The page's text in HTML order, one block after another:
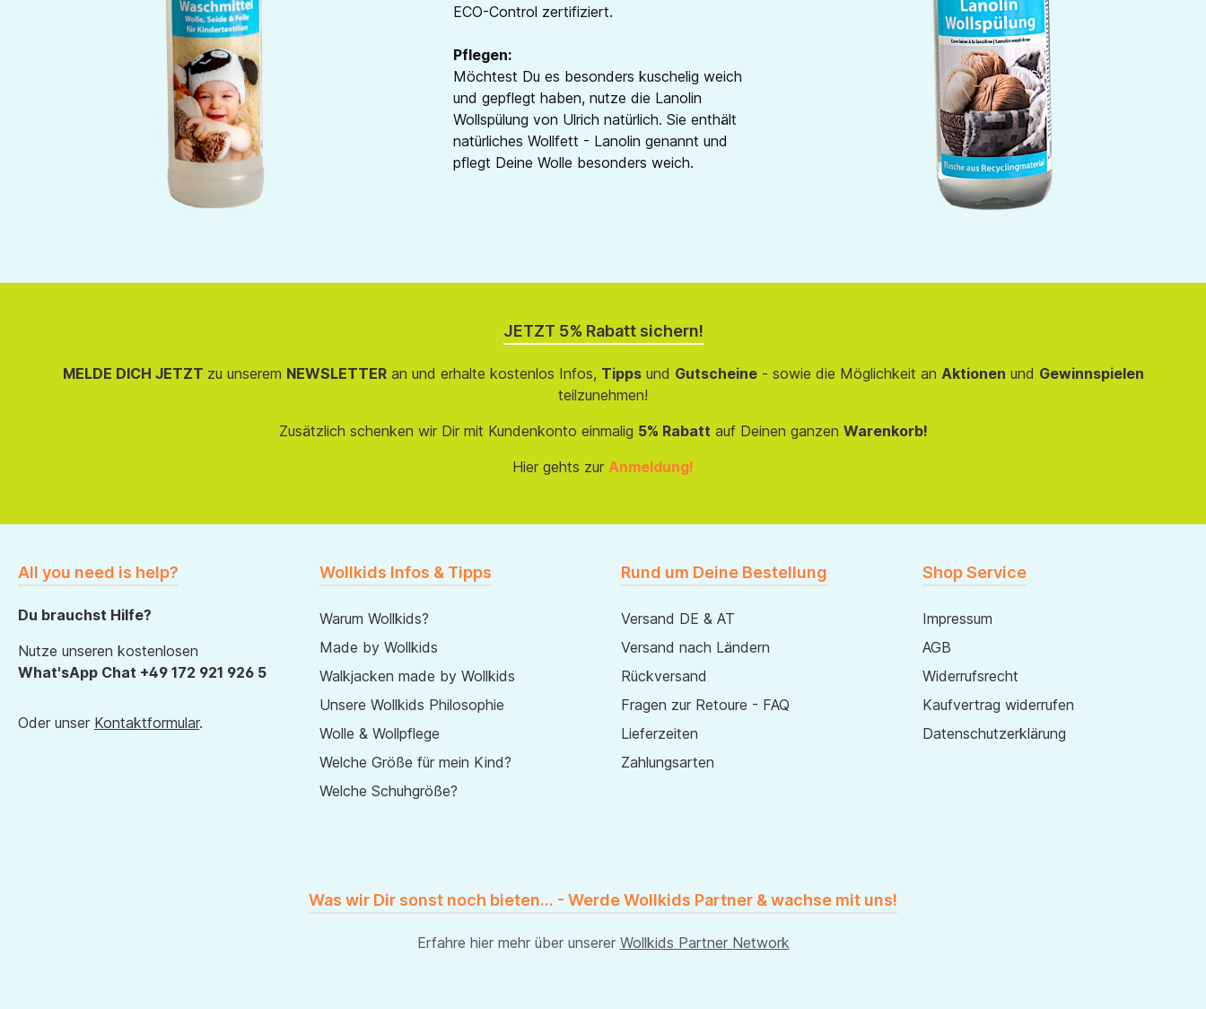
ECO-Control zertifiziert.
Pflegen:
Möchtest Du es besonders kuschelig weich
und gepflegt haben, nutze die Lanolin
Wollspülung von Ulrich natürlich. Sie enthält
natürliches Wollfett - Lanolin genannt und
pflegt Deine Wolle besonders weich.
JETZT 5% Rabatt sichern!
MELDE DICH JETZT zu unserem NEWSLETTERan und erhalte kostenlos Infos, Tippsund Gutscheine- sowie die Möglichkeit an Aktionen und Gewinnspielen
teilzunehmen!
Zusätzlich schenken wir Dir mit Kundenkonto einmalig 5% Rabatt auf Deinen ganzen Warenkorb!
Hier gehts zur Anmeldung!
All you need is help?
Du brauchst Hilfe?
Nutze unseren kostenlosen
What'sApp Chat +49 172 921 926 5
Oder unser Kontaktformular.
Wollkids Infos & Tipps
Warum Wollkids?
Made by Wollkids
Walkjacken made by Wollkids
Unsere Wollkids Philosophie
Wolle & Wollpflege
Welche Größe für mein Kind?
Welche Schuhgröße?
Rund um Deine Bestellung
Versand DE & AT
Versand nach Ländern
Rückversand
Fragen zur Retoure - FAQ
Lieferzeiten
Zahlungsarten
Shop Service
Impressum
AGB
Widerrufsrecht
Kaufvertrag widerrufen
Datenschutzerklärung
Was wir Dir sonst noch bieten... - Werde Wollkids Partner & wachse mit uns!
Erfahre hier mehr über unserer Wollkids Partner Network